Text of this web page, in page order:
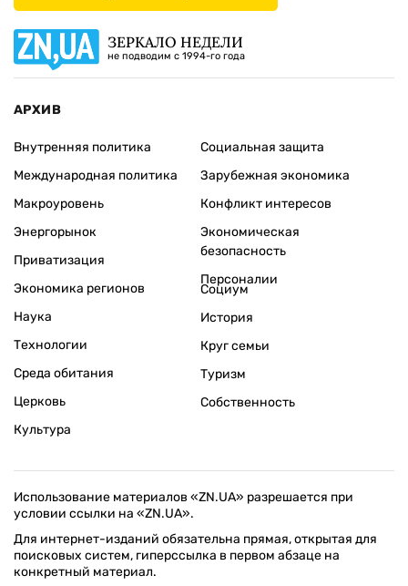
ЗЕРКАЛО НЕДЕЛИ
не подводим с 1994-го года
АРХИВ
Внутренняя политика
Международная политика
Макроуровень
Энергорынок
Приватизация
Экономика регионов
Социальная защита
Зарубежная экономика
Конфликт интересов
Экономическая
безопасность
Персоналии
Наука
Технологии
Среда обитания
Церковь
Культура
Социум
История
Круг семьи
Туризм
Собственность
Использование материалов «ZN.UA» разрешается при
условии ссылки на «ZN.UA».
Для интернет-изданий обязательна прямая, открытая для
поисковых систем, гиперссылка в первом абзаце на
конкретный материал.